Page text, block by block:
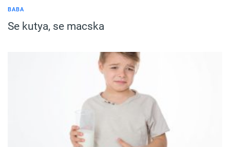
BABA
Se kutya, se macska